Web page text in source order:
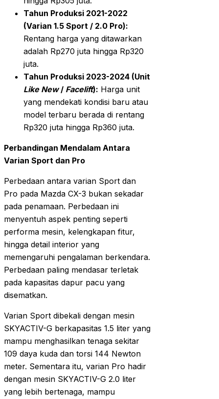
Tahun Produksi 2021-2022
(Varian 1.5 Sport / 2.0 Pro):
Rentang harga yang ditawarkan
adalah Rp270 juta hingga Rp320
juta.
Tahun Produksi 2023-2024 (Unit
Like New/ Facelift): Harga unit
yang mendekati kondisi baru atau
model terbaru berada di rentang
Rp320 juta hingga Rp360 juta.
Perbandingan Mendalam Antara
Varian Sport dan Pro
Perbedaan antara varian Sport dan
Pro pada Mazda CX-3 bukan sekadar
pada penamaan. Perbedaan ini
menyentuh aspek penting seperti
performa mesin, kelengkapan fitur,
hingga detail interior yang
memengaruhi pengalaman berkendara.
Perbedaan paling mendasar terletak
pada kapasitas dapur pacu yang
disematkan.
Varian Sport dibekali dengan mesin
SKYACTIV-G berkapasitas 1.5 liter yang
mampu menghasilkan tenaga sekitar
109 daya kuda dan torsi 144 Newton
meter. Sementara itu, varian Pro hadir
dengan mesin SKYACTIV-G 2.0 liter
yang lebih bertenaga, mampu